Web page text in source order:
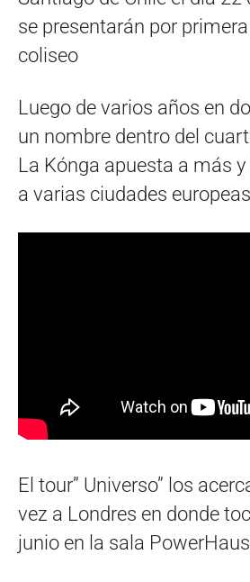
se presentarán por
coliseo
Luego de varios años en
un nombre dentro del
La Kónga apuesta a más
a varias ciudades
El tour” Universo” los
vez a Londres en donde
junio en la sala